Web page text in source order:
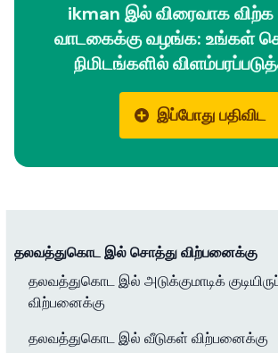
ikman இல் விரைவாக
வாடகைக்கு வழங்க: உங்கள்
நிமிடங்களில்
இப்போது பதிவிட
தலவத்துகொட இல் சொத்து விற்பனைக்கு
தலவத்துகொட இல் அடுக்குமாடிக்
விற்பனைக்கு
தலவத்துகொட இல் வீடுகள் விற்பனைக்கு